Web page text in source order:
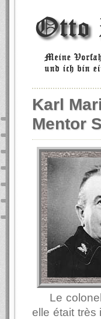
Karl
Mentor
Le
elle était très